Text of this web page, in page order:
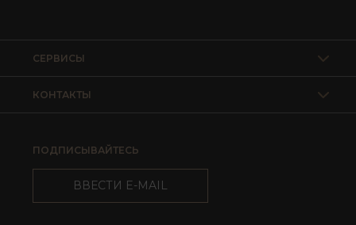
КОНТАКТЫ
СЕРВИСЫ
ПОДПИСЫВАЙТЕСЬ
ВВЕСТИ E-MAIL